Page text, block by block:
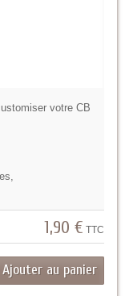
votre CB
1,90 € TTC
Ajouter au panier